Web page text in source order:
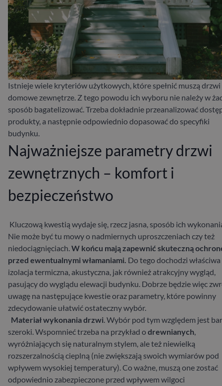
Istnieje wiele kryteriów użytkowych, które spełnić muszą drzwi
domowe zewnętrze. Z tego powodu ich wyboru nie należy w
sposób bagatelizować. Trzeba dokładnie przeanalizować
produkty, a następnie odpowiednio dopasować do specyfiki
budynku.
Najważniejsze parametry drzwi
zewnętrznych – komfort i
bezpieczeństwo
Kluczową kwestią wydaje się, rzecz jasna, sposób ich
Nie może być tu mowy o nadmiernych uproszczeniach czy też
niedociągnięciach.W końcu mają zapewnić skuteczną
przed ewentualnymi włamaniami. Do tego dochodzi właściwa
izolacja termiczna, akustyczna, jak również atrakcyjny wygląd,
pasujący do wyglądu elewacji budynku. Dobrze będzie więc
uwagę na następujące kwestie oraz parametry, które powinny
zdecydowanie ułatwić ostateczny wybór.
Materiał wykonania drzwi. Wybór pod tym względem jest
szeroki. Wspomnieć trzeba na przykład odrewnianych,
wyróżniających się naturalnym stylem, ale też niewielką
rozszerzalnością cieplną (nie zwiększają swoich wymiarów pod
wpływem wysokiej temperatury). Co ważne, muszą one zostać
odpowiednio zabezpieczone przed wpływem wilgoci